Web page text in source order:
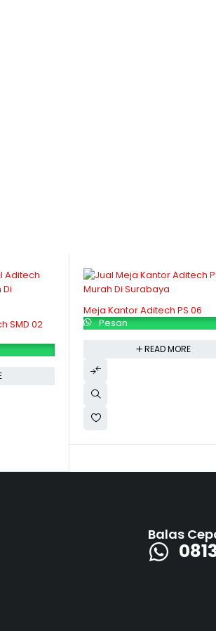
SMD 02
Meja Kantor Aditech PS 06
Pesan
READ MORE
Balas